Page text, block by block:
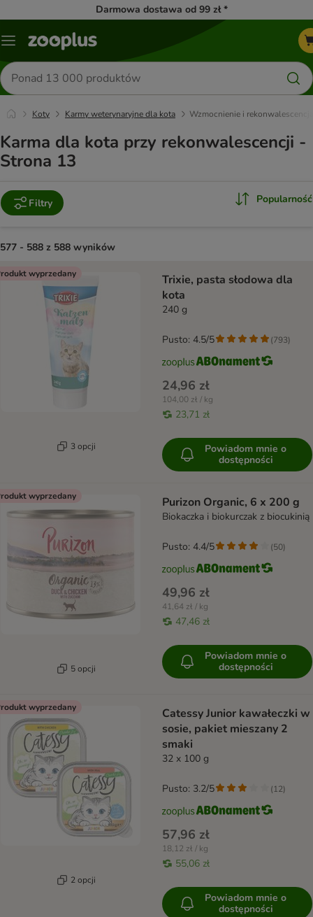
Darmowa dostawa od 99 zł *
Menu
Szukaj
produktów
Koty Karmy weterynaryjne dla kota Wzmocnienie i rekonwalescencja
Karma dla kota przy rekonwalescencji -
Strona 13
Filtry Popularność
577 - 588 z 588 wyników
product items have been changed
wyprzedany
3 opcji
Trixie, pasta słodowa dla
kota
240 g
24,96 zł
104,00 zł / kg
23,71 zł
Pusto: 4.5/5 (793)
Powiadom mnie o
dostępności
wyprzedany
5 opcji
Purizon Organic, 6 x 200 g
Biokaczka i biokurczak z biocukinią
49,96 zł
41,64 zł / kg
47,46 zł
Pusto: 4.4/5 (50)
Powiadom mnie o
dostępności
wyprzedany
2 opcji
Catessy Junior kawałeczki w
sosie, pakiet mieszany 2
smaki
32 x 100 g
57,96 zł
18,12 zł / kg
55,06 zł
Pusto: 3.2/5 (12)
Powiadom mnie o
dostępności